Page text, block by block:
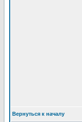
Вернуться к началу